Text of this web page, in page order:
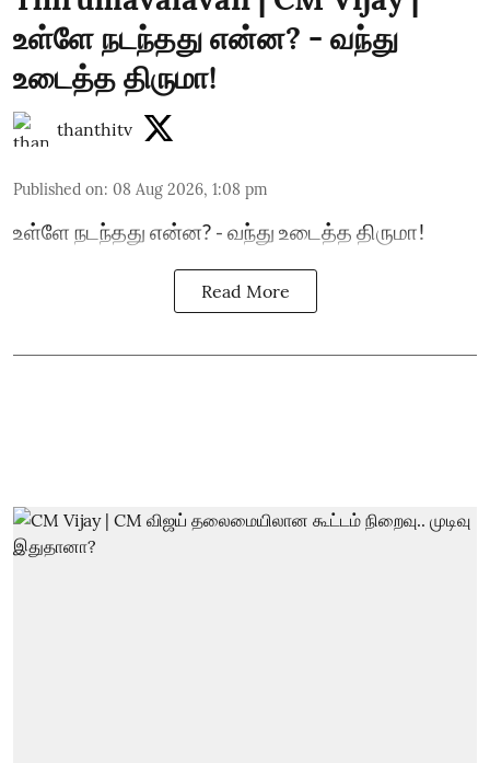
உள்ளே நடந்தது என்ன? - வந்து
உடைத்த திருமா!
thanthitv
Published on: 08 Aug 2026, 1:08 pm
உள்ளே நடந்தது என்ன? - வந்து உடைத்த திருமா!
Read More